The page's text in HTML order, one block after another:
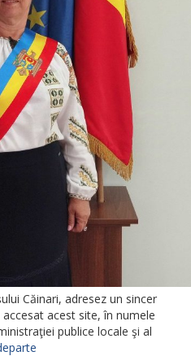
Căinari, adresez un sincer
acest site, în numele
publice locale şi al